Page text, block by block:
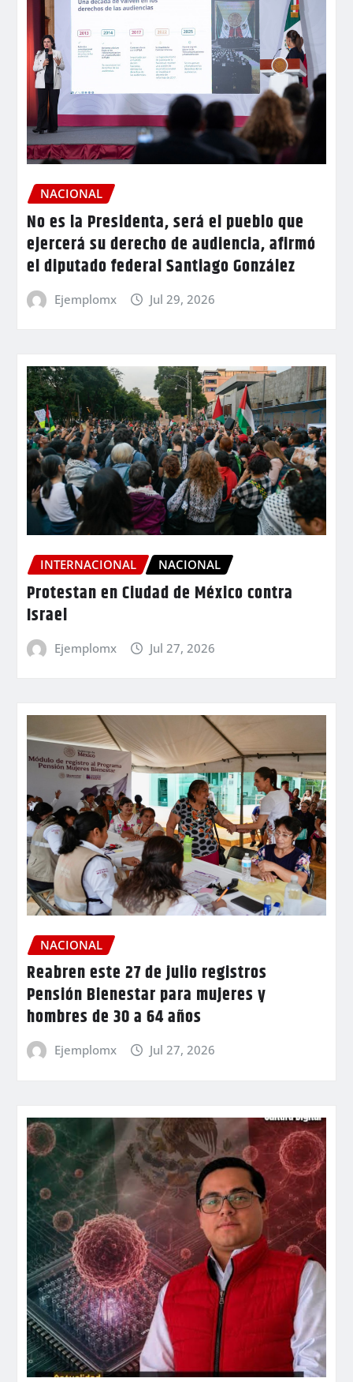
NACIONAL
No es la Presidenta, será el pueblo que
ejercerá su derecho de audiencia, afirmó
el diputado federal Santiago González
Ejemplomx Jul 29, 2026
INTERNACIONAL NACIONAL
Protestan en Ciudad de México contra
Israel
Ejemplomx Jul 27, 2026
NACIONAL
Reabren este 27 de julio registros
Pensión Bienestar para mujeres y
hombres de 30 a 64 años
Ejemplomx Jul 27, 2026